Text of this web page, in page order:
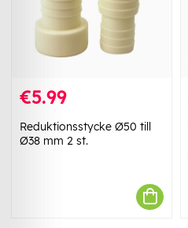
€5.99
Reduktionsstycke Ø50 till
Ø38 mm 2 st.